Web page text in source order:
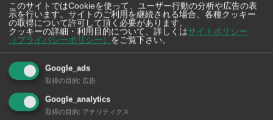
カセサート大学の大学祭 「カセ
フェア」って？
タイの固有犬種「バンゲーオ」
タイの電気料金
このサイトではCookieを使って、ユーザー行動の分析や広告の表
示を行います。サイトのご利用を継続される場合、各種クッキー
の取得について許可して頂く必要があります。
クッキーの詳細・利用目的について、詳しくはサイトポリシー
（プライバシーポリシー）
をご覧下さい。
Google_ads
取得の目的: 広告
Google_analytics
取得の目的: アナリティクス